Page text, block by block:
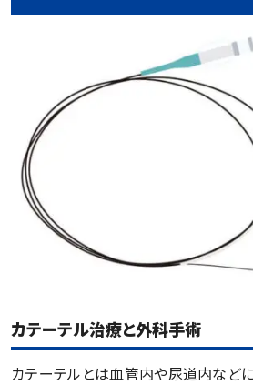
カテーテル治療と外科手術
カテーテルとは血管内や尿道内など